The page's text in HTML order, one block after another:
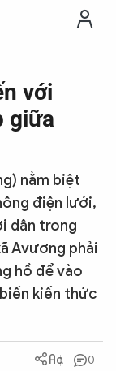
với
giữa
nằm biệt
điện lưới,
dân trong
Avương phải
hồ để vào
kiến thức
0